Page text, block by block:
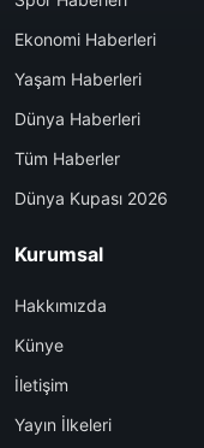
Ekonomi Haberleri
Yaşam Haberleri
Dünya Haberleri
Tüm Haberler
Dünya Kupası 2026
Kurumsal
Hakkımızda
Künye
İletişim
Yayın İlkeleri